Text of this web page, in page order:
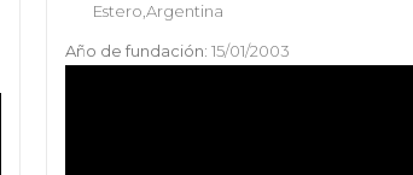
Estero,Argentina
Año de fundación:15/01/2003